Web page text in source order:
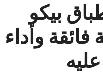
بيكو
وأداء